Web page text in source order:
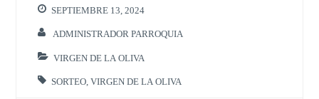
SEPTIEMBRE 13, 2024
ADMINISTRADOR PARROQUIA
VIRGEN DE LA OLIVA
SORTEO ,VIRGEN DE LA OLIVA